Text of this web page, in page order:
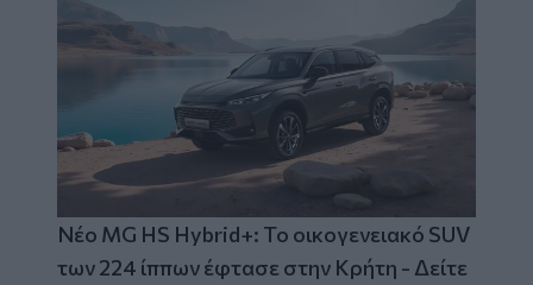
Νέο MG HS Hybrid+: Το οικογενειακό SUV
των 224 ίππων έφτασε στην Κρήτη - Δείτε